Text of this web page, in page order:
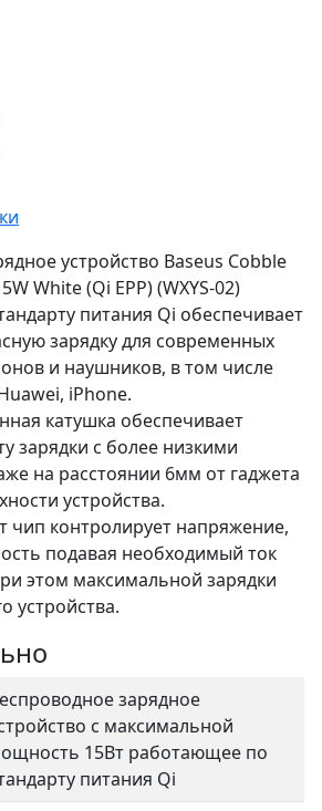
устройство Baseus Cobble
White (Qi EPP) (WXYS-02)
питания Qi обеспечивает
зарядку для современных
и наушников, в том числе
iPhone.
катушка обеспечивает
зарядки с более низкими
на расстоянии 6мм от гаджета
устройства.
чип контролирует напряжение,
подавая необходимый ток
этом максимальной зарядки
устройства.
зарядное
с максимальной
15Вт работающее по
питания Qi